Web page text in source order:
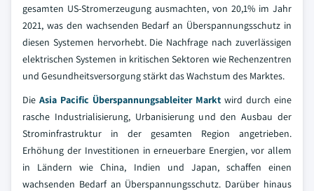
gesamten US-Stromerzeugung ausmachten, von 20,1% im Jahr
2021, was den wachsenden Bedarf an Überspannungsschutz in
diesen Systemen hervorhebt. Die Nachfrage nach zuverlässigen
elektrischen Systemen in kritischen Sektoren wie Rechenzentren
und Gesundheitsversorgung stärkt das Wachstum des Marktes.
Die Asia Pacific Überspannungsableiter Markt wird durch eine
rasche Industrialisierung, Urbanisierung und den Ausbau der
Strominfrastruktur in der gesamten Region angetrieben.
Erhöhung der Investitionen in erneuerbare Energien, vor allem
in Ländern wie China, Indien und Japan, schaffen einen
wachsenden Bedarf an Überspannungsschutz. Darüber hinaus